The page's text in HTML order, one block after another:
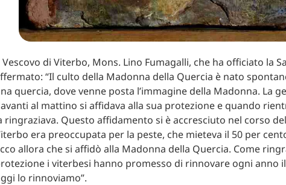
Vescovo di Viterbo, Mons. Lino Fumagalli, che ha officiato la
“Il culto della Madonna della Quercia è nato
quercia, dove venne posta l’immagine della Madonna. La
al mattino si affidava alla sua protezione e quando
ringraziava. Questo affidamento si è accresciuto nel corso
era preoccupata per la peste, che mieteva il 50 per
allora che si affidò alla Madonna della Quercia. Come
i viterbesi hanno promesso di rinnovare ogni anno il
lo rinnoviamo”.